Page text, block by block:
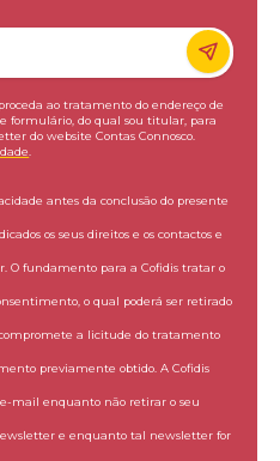
ao tratamento do endereço de
formulário, do qual sou titular, para
do website Contas Connosco.
antes da conclusão do presente
os seus direitos e os contactos e
O fundamento para a Cofidis tratar o
o qual poderá ser retirado
a licitude do tratamento
previamente obtido. A Cofidis
mail enquanto não retirar o seu
e enquanto tal newsletter for